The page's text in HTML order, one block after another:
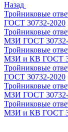
Назад
Тройниковые
ГОСТ 30732-2020
Тройниковые
МЗИ ГОСТ 30732-
Тройниковые
МЗИ и КВ ГОСТ
Тройниковые
ГОСТ 30732-2020
Тройниковые
МЗИ ГОСТ 30732-
Тройниковые
МЗИ и КВ ГОСТ